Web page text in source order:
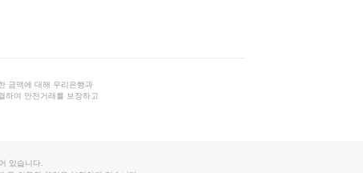
금액에 대해 우리은행과
하여 안전거래를 보장하고
있습니다.